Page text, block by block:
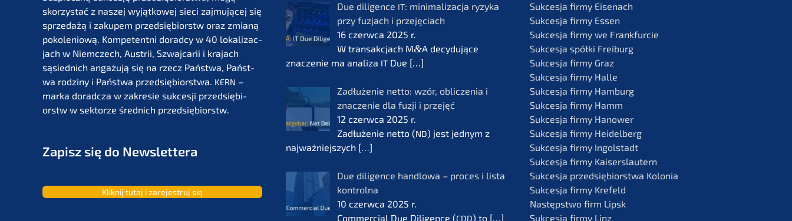
skorzystać z naszej wyjąt­ko­wej sieci zajmu­jącej się
sprze­dażą i zakupem przedsię­bi­orstw oraz zmianą
pokolenio­wą. Kompe­tent­ni dorad­cy w 40 lokali­zac­
jach w Niemc­zech, Austrii, Szwaj­ca­rii i krajach
sąsied­nich angażu­ją się na rzecz Państ­wa, Państ­
wa rodzi­ny i Państ­wa przedsię­bi­orst­wa. KERN –
marka dorad­c­za w zakre­sie sukces­ji przedsię­bi­
orstw w sektor­ze średnich przedsiębiorstw.
Zapisz się do Newslettera
Kliknij tutaj i zarejes­truj się
Due diligence IT: minima­li­zac­ja ryzyka
przy fuzjach i przejęciach
16 czerw­ca 2025 r.
W transak­c­jach M&A decydu­jące
znacze­nie ma anali­za IT Due […]
Zadłuże­nie netto: wzór, oblic­ze­nia i
znacze­nie dla fuzji i przejęć
12 czerw­ca 2025 r.
Zadłuże­nie netto (ND) jest jednym z
najważ­nie­js­zych […]
Due diligence handlo­wa – proces i lista
kontrol­na
10 czerw­ca 2025 r.
Commer­cial Due Diligence (CDD) to […]
Sukces­ja firmy Eisenach
Sukces­ja firmy Essen
Sukces­ja firmy we Frankfurcie
Sukces­ja spółki Freiburg
Sukces­ja firmy Graz
Sukces­ja firmy Halle
Sukces­ja firmy Hamburg
Sukces­ja firmy Hamm
Sukces­ja firmy Hanower
Sukces­ja firmy Heidelberg
Sukces­ja firmy Ingolstadt
Sukces­ja firmy Kaiserslautern
Sukces­ja przedsię­bi­orst­wa Kolonia
Sukces­ja firmy Krefeld
Następst­wo firm Lipsk
Sukces­ja firmy Linz